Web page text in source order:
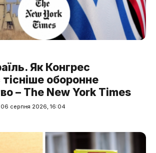
Як Конгрес
оборонне
– The New York Times
06 серпня 2026, 16:04